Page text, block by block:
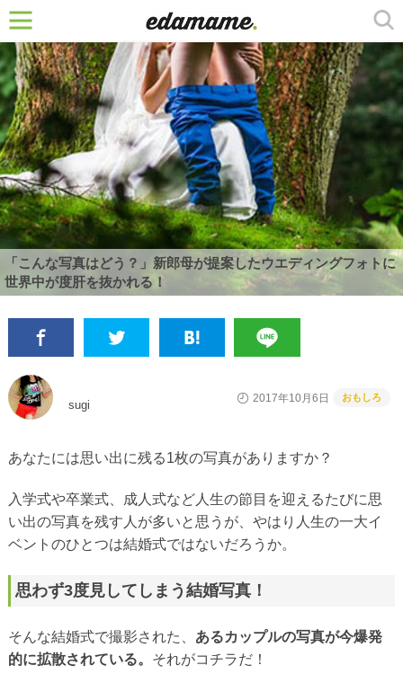
「こんな写真はどう？」新郎母が提案したウエディングフォトに
世界中が度肝を抜かれる！
sugi
2017年10月6日 おもしろ
あなたには思い出に残る1枚の写真がありますか？
入学式や卒業式、成人式など人生の節目を迎えるたびに思
い出の写真を残す人が多いと思うが、やはり人生の一大イ
ベントのひとつは結婚式ではないだろうか。
思わず3度見してしまう結婚写真！
そんな結婚式で撮影された、 あるカップルの写真が今爆発
的に拡散されている。 それがコチラだ！